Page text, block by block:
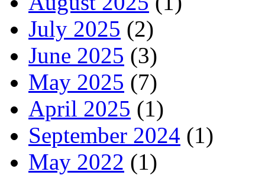
July 2025 (2)
June 2025 (3)
May 2025 (7)
April 2025 (1)
September 2024 (1)
May 2022 (1)